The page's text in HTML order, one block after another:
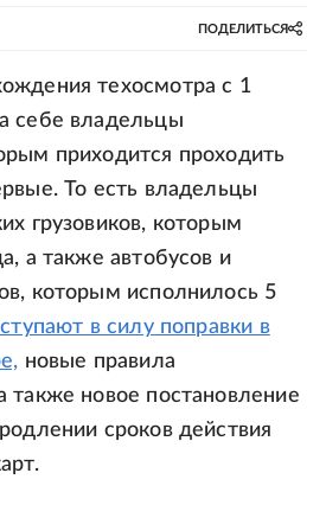
ПОДЕЛИТЬСЯ
техосмотра с 1
себе владельцы
приходится проходить
То есть владельцы
грузовиков, которым
а также автобусов и
которым исполнилось 5
в силу поправки в
новые правила
также новое постановление
сроков действия